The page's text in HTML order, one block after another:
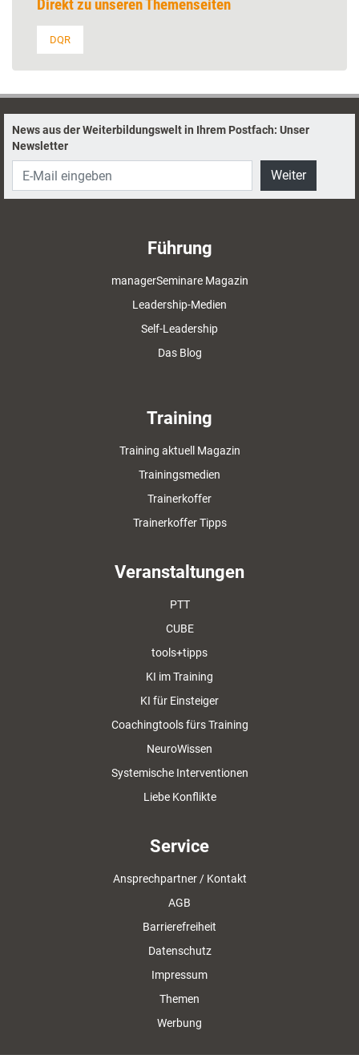
Direkt zu unseren Themenseiten
DQR
News aus der Weiterbildungswelt in Ihrem Postfach: Unser
Newsletter
Weiter
Führung
managerSeminare Magazin
Leadership-Medien
Self-Leadership
Das Blog
Training
Training aktuell Magazin
Trainingsmedien
Trainerkoffer
Trainerkoffer Tipps
Veranstaltungen
PTT
CUBE
tools+tipps
KI im Training
KI für Einsteiger
Coachingtools fürs Training
NeuroWissen
Systemische Interventionen
Liebe Konflikte
Service
Ansprechpartner / Kontakt
AGB
Barrierefreiheit
Datenschutz
Impressum
Themen
Werbung